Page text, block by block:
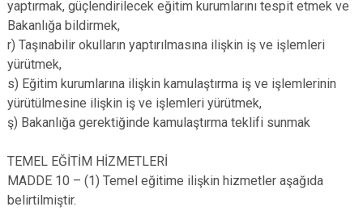
yaptırmak, güçlendirilecek eğitim kurumlarını tespit etmek ve
Bakanlığa bildirmek,
r) Taşınabilir okulların yaptırılmasına ilişkin iş ve işlemleri
yürütmek,
s) Eğitim kurumlarına ilişkin kamulaştırma iş ve işlemlerinin
yürütülmesine ilişkin iş ve işlemleri yürütmek,
ş) Bakanlığa gerektiğinde kamulaştırma teklifi sunmak
TEMEL EĞİTİM HİZMETLERİ
MADDE 10 – (1) Temel eğitime ilişkin hizmetler aşağıda
belirtilmiştir.